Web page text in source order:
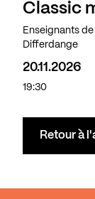
Classic
Enseignants
Differdange
20.11.2026
19:30
Retour à